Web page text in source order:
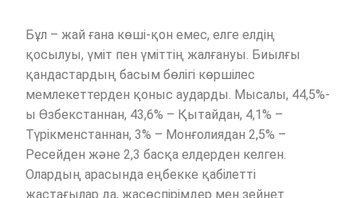
Бұл – жай ғана көші-қон емес, елге елдің
қосылуы, үміт пен үміттің жалғануы. Биылғы
қандастардың басым бөлігі көршілес
мемлекеттерден қоныс аударды. Мысалы, 44,5%-
ы Өзбекстаннан, 43,6% – Қытайдан, 4,1% –
Түрікменстаннан, 3% – Монғолиядан 2,5% –
Ресейден және 2,3 басқа елдерден келген.
Олардың арасында еңбекке қабілетті
жастағылар да, жасөспірімдер мен зейнет